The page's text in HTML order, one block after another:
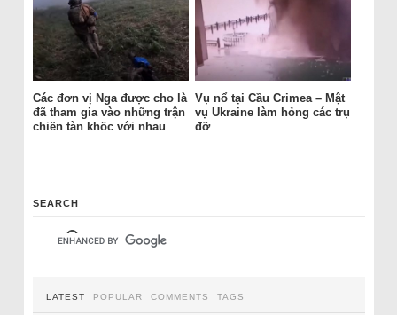
Các đơn vị Nga được cho là
đã tham gia vào những trận
chiến tàn khốc với nhau
Vụ nổ tại Cầu Crimea – Mật
vụ Ukraine làm hỏng các trụ
đỡ
SEARCH
LATEST POPULAR COMMENTS TAGS